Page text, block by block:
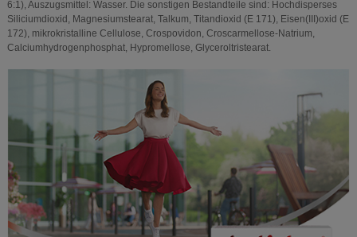
6:1), Auszugsmittel: Wasser. Die sonstigen Bestandteile sind: Hochdisperses
Siliciumdioxid, Magnesiumstearat, Talkum, Titandioxid (E 171), Eisen(III)oxid (E
172), mikrokristalline Cellulose, Crospovidon, Croscarmellose-Natrium,
Calciumhydrogenphosphat, Hypromellose, Glyceroltristearat.